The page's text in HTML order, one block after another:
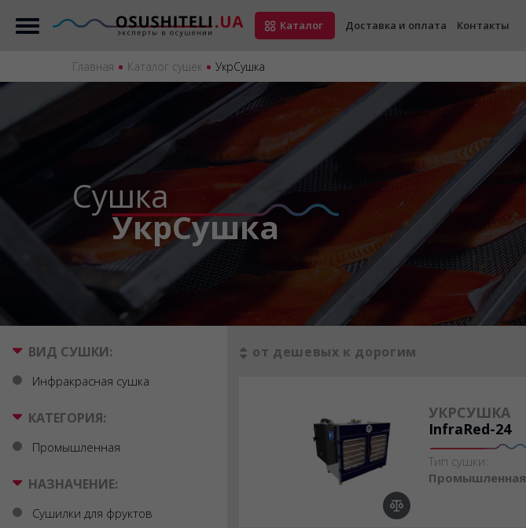
Каталог Доставка и оплата Контакты
Главная Каталог сушек УкрСушка
Сушка
УкрСушка
ВИД СУШКИ:
Инфракрасная сушка
КАТЕГОРИЯ:
Промышленная
НАЗНАЧЕНИЕ:
Сушилки для фруктов
от дешевых к дорогим
УКРСУШКА
InfraRed-24
Тип сушки:
Промышленная